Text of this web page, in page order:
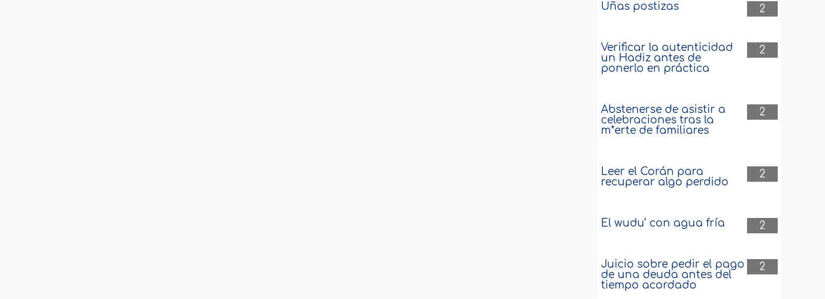
2
Uñas postizas
2
Verificar la autenticidad
un Hadiz antes de
ponerlo en práctica
2
Abstenerse de asistir a
celebraciones tras la
m*erte de familiares
2
Leer el Corán para
recuperar algo perdido
2
El wudu’ con agua fría
2
Juicio sobre pedir el pago
de una deuda antes del
tiempo acordado